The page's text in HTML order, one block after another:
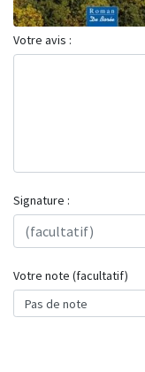
Votre avis :
Signature :
Votre note (facultatif)